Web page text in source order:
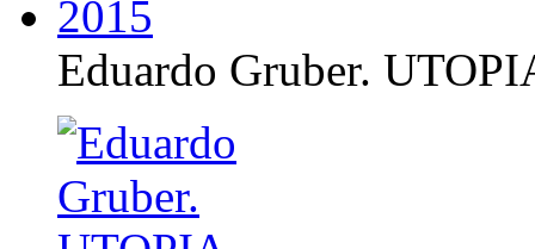
Eduardo Gruber.